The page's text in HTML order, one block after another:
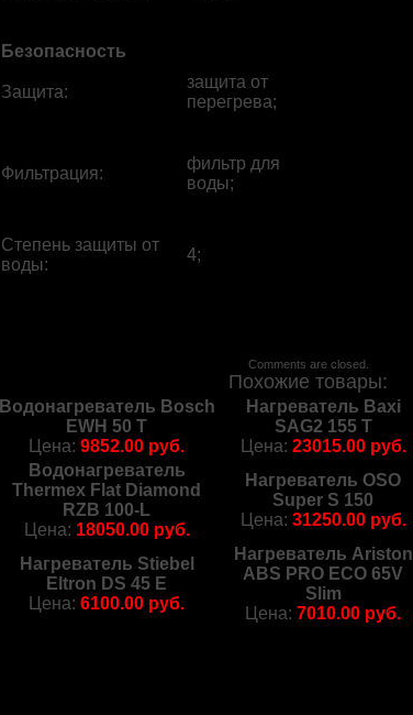
Безопасность
Защита:
защита от
перегрева;
Фильтрация:
фильтр для
воды;
Степень защиты от
воды:
4;
Comments are closed.
Похожие товары:
Водонагреватель Bosch
EWH 50 T
Цена: 9852.00 руб.
Нагреватель Baxi
SAG2 155 T
Цена: 23015.00 руб.
Водонагреватель
Thermex Flat Diamond
RZB 100-L
Цена: 18050.00 руб.
Нагреватель OSO
Super S 150
Цена: 31250.00 руб.
Нагреватель Stiebel
Eltron DS 45 E
Цена: 6100.00 руб.
Нагреватель Ariston
ABS PRO ECO 65V
Slim
Цена: 7010.00 руб.